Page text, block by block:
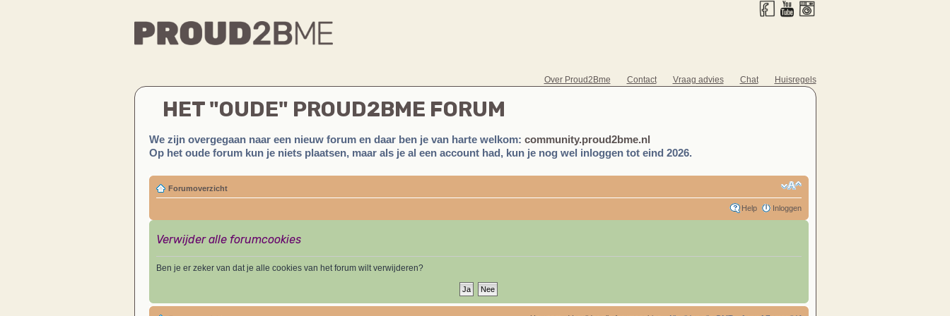
Over Proud2Bme Contact Vraag advies Chat Huisregels
HET "OUDE" PROUD2BME FORUM
We zijn overgegaan naar een nieuw forum en daar ben je van harte welkom: community.proud2bme.nl
Op het oude forum kun je niets plaatsen, maar als je al een account had, kun je nog wel inloggen tot eind 2026.
Forumoverzicht
Help Inloggen
Verwijder alle forumcookies
Ben je er zeker van dat je alle cookies van het forum wilt verwijderen?